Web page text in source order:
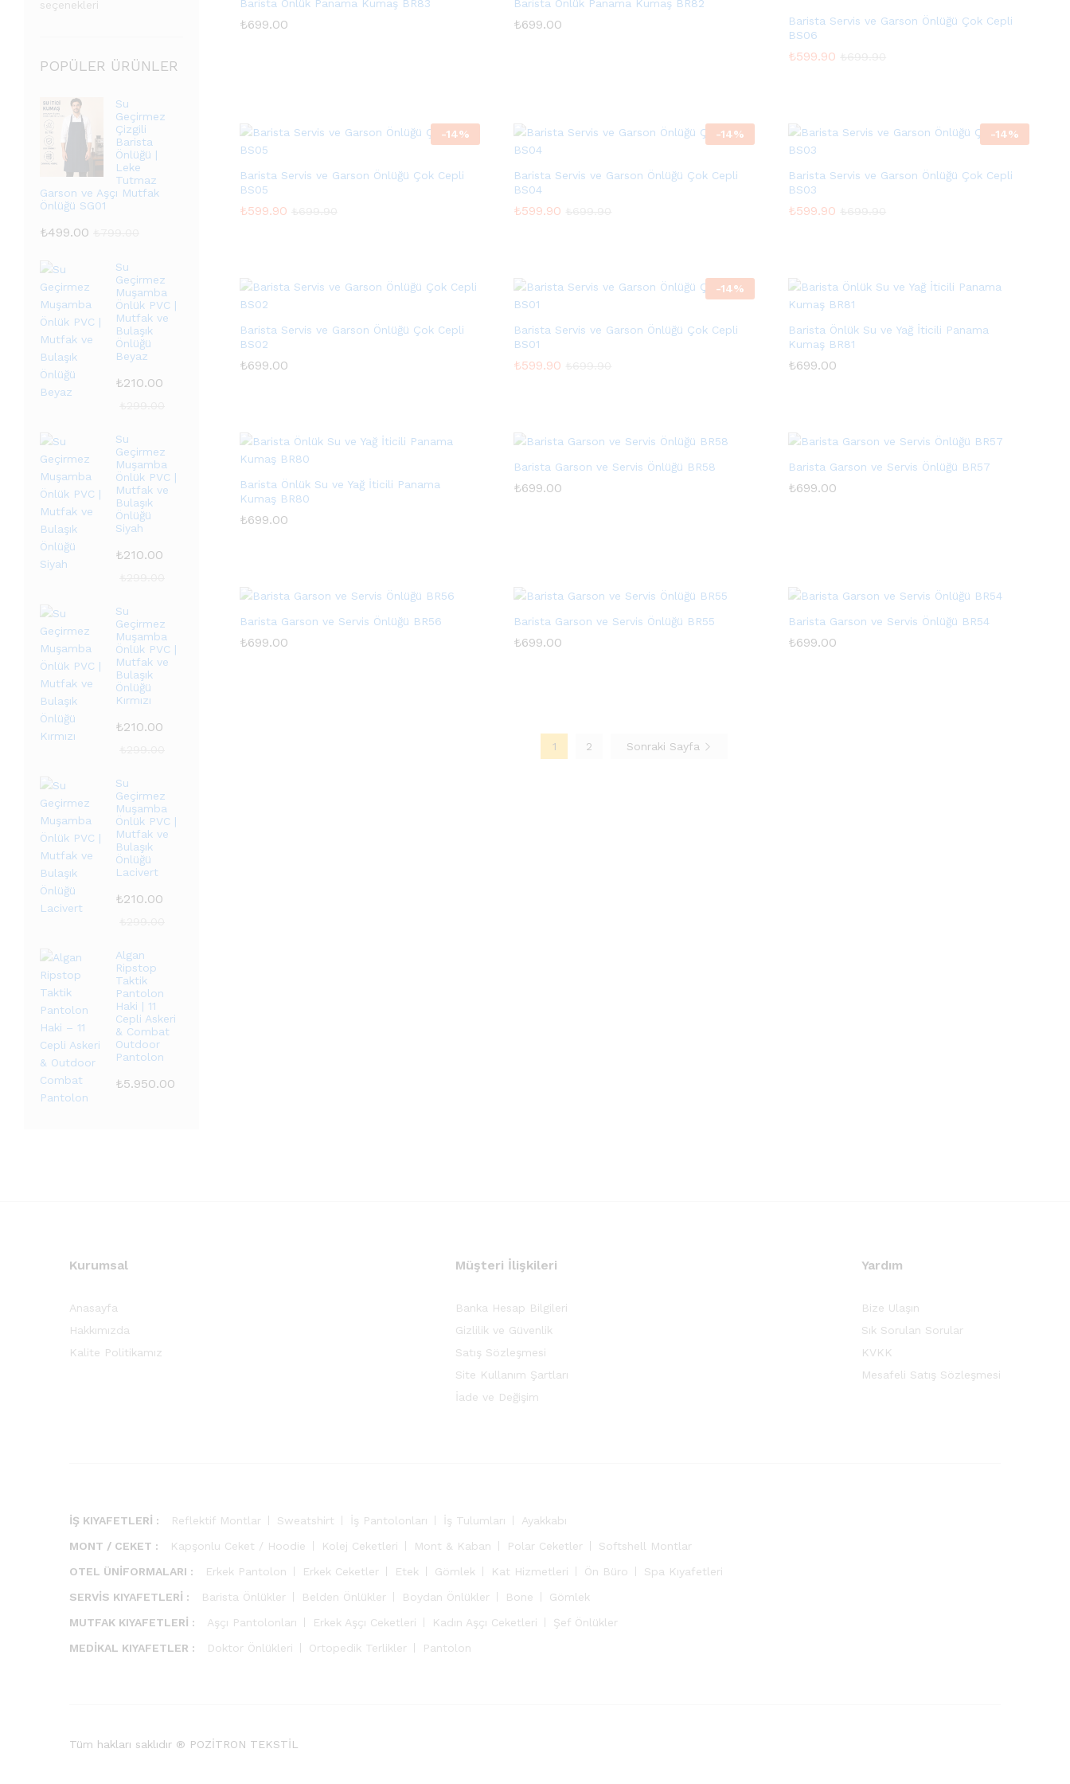
Barista Önlük Panama Kumaş BR83
₺699.00
₺699.00
Barista Önlük Panama Kumaş BR82
₺699.00
₺699.00
Barista Servis ve Garson Önlüğü Çok Cepli
BS06
₺599.90
₺599.90
-14%
Barista Servis ve Garson Önlüğü Çok Cepli
BS05
₺599.90
₺599.90
-14%
Barista Servis ve Garson Önlüğü Çok Cepli
BS04
₺599.90
₺599.90
-14%
Barista Servis ve Garson Önlüğü Çok Cepli
BS03
₺599.90
₺599.90
Barista Servis ve Garson Önlüğü Çok Cepli
BS02
₺699.00
₺699.00
-14%
Barista Servis ve Garson Önlüğü Çok Cepli
BS01
₺599.90
₺599.90
Barista Önlük Su ve Yağ İticili Panama
Kumaş BR81
₺699.00
₺699.00
Barista Önlük Su ve Yağ İticili Panama
Kumaş BR80
₺699.00
₺699.00
Barista Garson ve Servis Önlüğü BR58
₺699.00
₺699.00
Barista Garson ve Servis Önlüğü BR57
₺699.00
₺699.00
Barista Garson ve Servis Önlüğü BR56
₺699.00
₺699.00
Barista Garson ve Servis Önlüğü BR55
₺699.00
₺699.00
Barista Garson ve Servis Önlüğü BR54
₺699.00
₺699.00
1 2 Sonraki Sayfa
seçenekleri
POPÜLER ÜRÜNLER
Su
Geçirmez
Çizgili
Barista
Önlüğü |
Leke
Tutmaz
Garson ve Aşçı Mutfak
Önlüğü SG01
₺499.00
Su
Geçirmez
Muşamba
Önlük PVC |
Mutfak ve
Bulaşık
Önlüğü
Beyaz
₺210.00
Su
Geçirmez
Muşamba
Önlük PVC |
Mutfak ve
Bulaşık
Önlüğü
Siyah
₺210.00
Su
Geçirmez
Muşamba
Önlük PVC |
Mutfak ve
Bulaşık
Önlüğü
Kırmızı
₺210.00
Su
Geçirmez
Muşamba
Önlük PVC |
Mutfak ve
Bulaşık
Önlüğü
Lacivert
₺210.00
Algan
Ripstop
Taktik
Pantolon
Haki | 11
Cepli Askeri
& Combat
Outdoor
Pantolon
₺5.950.00
Kurumsal
Anasayfa
Hakkımızda
Kalite Politikamız
Müşteri İlişkileri
Banka Hesap Bilgileri
Gizlilik ve Güvenlik
Satış Sözleşmesi
Site Kullanım Şartları
İade ve Değişim
Yardım
Bize Ulaşın
Sık Sorulan Sorular
KVKK
Mesafeli Satış Sözleşmesi
İŞ KIYAFETLERİ : Reflektif Montlar Sweatshirt İş Pantolonları İş Tulumları
Ayakkabı
MONT / CEKET :
Kapşonlu Ceket / Hoodie Kolej Ceketleri Mont & Kaban Polar Ceketler
Softshell Montlar
OTEL ÜNİFORMALARI :
Erkek Pantolon Erkek Ceketler Etek Gömlek Kat Hizmetleri Ön Büro
Spa Kıyafetleri
SERVİS KIYAFETLERİ :
Barista Önlükler Belden Önlükler Boydan Önlükler Bone
Gömlek
MUTFAK KIYAFETLERİ :
Aşçı Pantolonları Erkek Aşçı Ceketleri Kadın Aşçı Ceketleri
Şef Önlükler
MEDİKAL KIYAFETLER :
Doktor Önlükleri Ortopedik Terlikler Pantolon
Tüm hakları saklıdır ® POZİTRON TEKSTİL